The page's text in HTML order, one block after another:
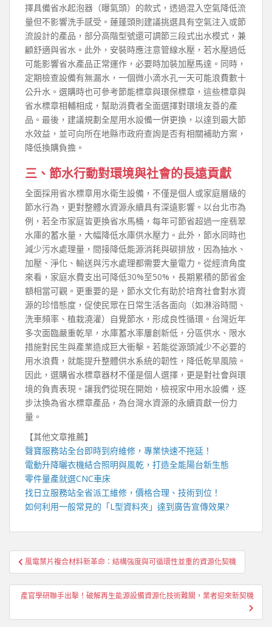
擇具備省水起泡器（曝氣頭）的款式，透過混入空氣降低流
量但不影響洗手感受。蓮蓬頭則建議挑選具有空氣注入或節
流設計的產品，部分高階型號還可調節三段式出水模式，兼
顧舒適與省水。此外，安裝時應注意管線水壓，若水壓過低
可能影響省水產品正常運作，必要時加裝加壓馬達。同時，
定期檢查設備有無漏水，一個微小滴水孔一天可能浪費數十
公升水。選購時也可參考節能標章與環保標章，這些標章與
省水標章相輔相成，幫助消費者全面選擇對環境友善的產
品。最後，建議規劃全屋用水設備一併更換，以達到最大節
水效益，並可向所在地縣市政府查詢是否有相關補助方案，
降低換購負擔。
三、節水行動對環境與社會的長遠貢獻
全面採用省水標章用水衛生設備，不僅是個人或家庭層級的
節水行為，更對整體水資源永續具有深遠影響。以台北市為
例，若全市家庭皆更換省水馬桶，每年可節省超過一座翡翠
水庫的蓄水量，大幅降低水庫供水壓力。此外，節水同時也
減少污水處理量，間接降低能源消耗與碳排放，因為抽水、
加壓、淨化、輸送與污水處理都需要大量電力。從經濟角度
來看，家庭水費支出可降低30%至50%，長期累積的節省金
額相當可觀。更重要的是，節水文化有助於培育社會對水資
源的珍惜態度，促使民眾在日常生活各面向（如淋浴時間、
洗車頻率、植栽澆灌）自覺節水，形成良性循環。台灣近年
多次面臨嚴重乾旱，水庫蓄水率屢創新低，分區供水、限水
措施對民生與產業造成巨大衝擊。若能從源頭減少不必要的
用水浪費，就能提升整體供水系統的韌性，降低乾旱風險。
因此，選購省水標章器材不僅是個人選擇，更是對社會與環
境的負責表現。讓我們從現在開始，檢視家中用水設備，逐
步汰換為省水標章產品，為台灣水資源的永續貢獻一份力
量。
【其他文章推薦】
聲寶服務站全台即時到府維修，專業快速不拖延！
電動升降曬衣機結合照明與風乾，打造全能陽台新生態
零件量產就選CNC車床
找日立服務站全省派工維修，價格合理、技術到位！
如何利用一般常見的「L型資料夾」達到廣告宣傳效果?
文
章
導
覽
風電葉片複合材料新革命：結構強度與可循環性並重的資源化契機
產官學研聯手出擊！破解再生能源設備資源化技術難關，業者迎來新契機